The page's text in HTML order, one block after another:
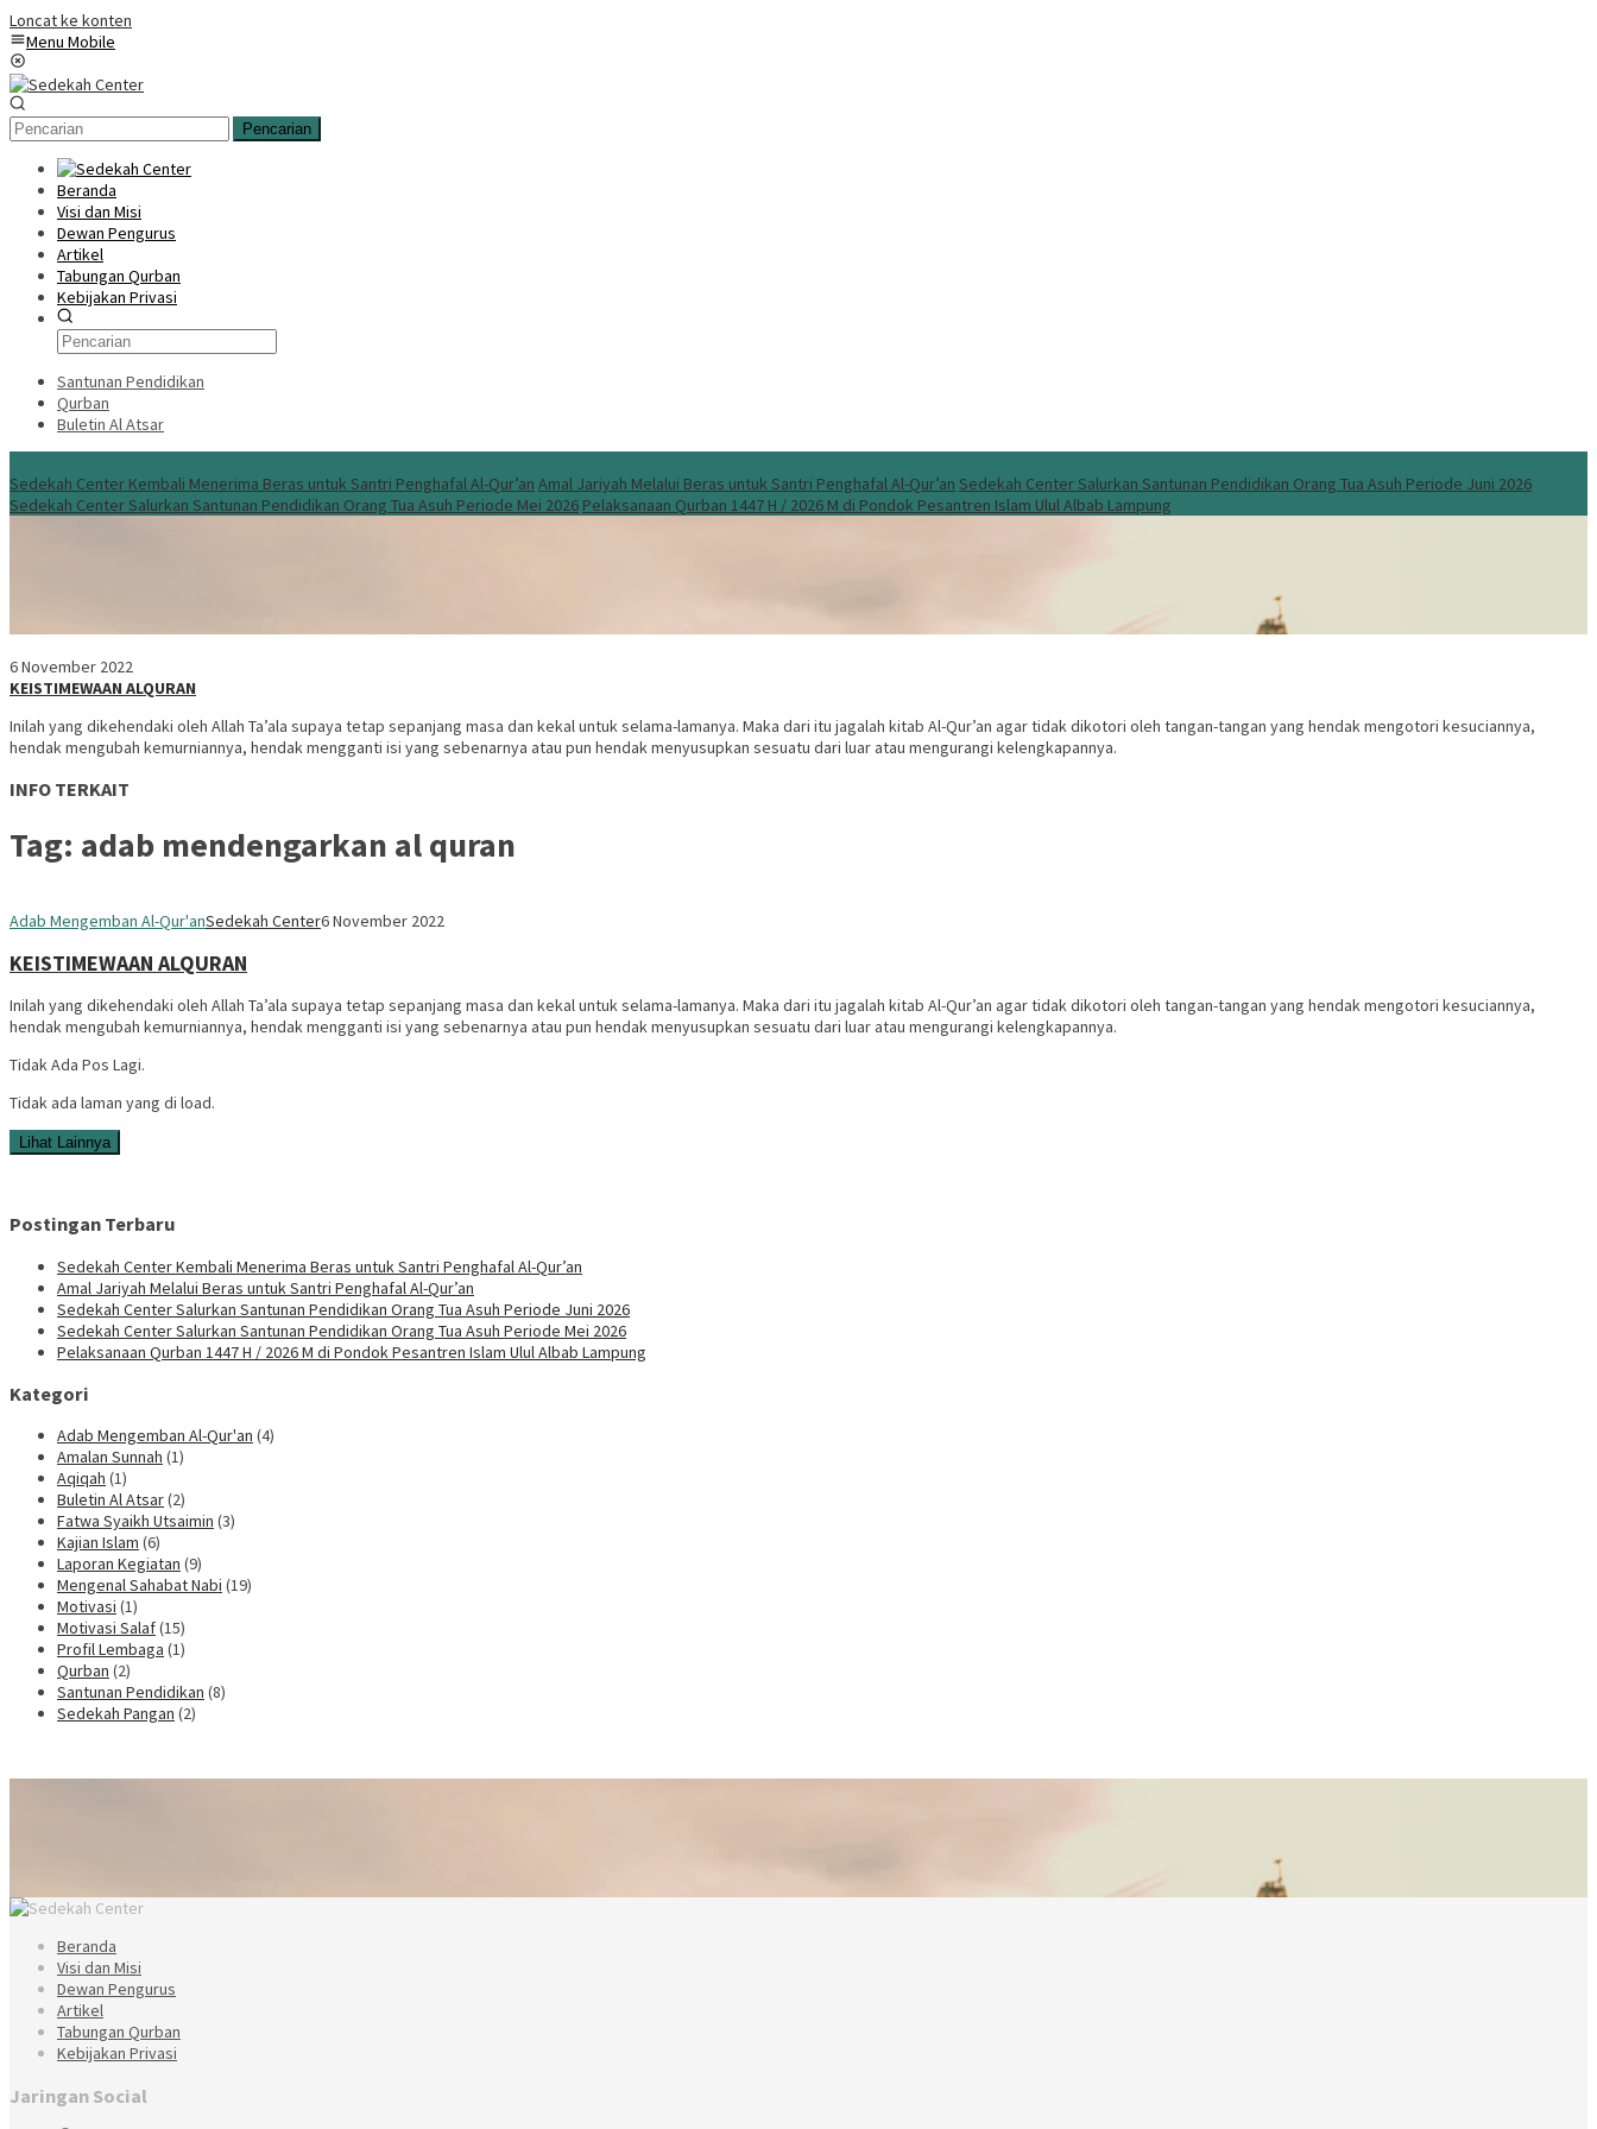
Loncat ke konten
Menu Mobile
Pencarian
Beranda
Visi dan Misi
Dewan Pengurus
Artikel
Tabungan Qurban
Kebijakan Privasi
Santunan Pendidikan
Qurban
Buletin Al Atsar
Sedekah Center Kembali Menerima Beras untuk Santri Penghafal Al-Qur’an Amal Jariyah Melalui Beras untuk Santri Penghafal Al-Qur’an Sedekah Center Salurkan Santunan Pendidikan Orang Tua Asuh Periode Juni 2026
Sedekah Center Salurkan Santunan Pendidikan Orang Tua Asuh Periode Mei 2026 Pelaksanaan Qurban 1447 H / 2026 M di Pondok Pesantren Islam Ulul Albab Lampung
6 November 2022
KEISTIMEWAAN ALQURAN
Inilah yang dikehendaki oleh Allah Ta’ala supaya tetap sepanjang masa dan kekal untuk selama-lamanya. Maka dari itu jagalah kitab Al-Qur’an agar tidak dikotori oleh tangan-tangan yang hendak mengotori kesuciannya,
hendak mengubah kemurniannya, hendak mengganti isi yang sebenarnya atau pun hendak menyusupkan sesuatu dari luar atau mengurangi kelengkapannya.
INFO TERKAIT
Tag: adab mendengarkan al quran
Adab Mengemban Al-Qur'anSedekah Center6 November 2022
KEISTIMEWAAN ALQURAN
Inilah yang dikehendaki oleh Allah Ta’ala supaya tetap sepanjang masa dan kekal untuk selama-lamanya. Maka dari itu jagalah kitab Al-Qur’an agar tidak dikotori oleh tangan-tangan yang hendak mengotori kesuciannya,
hendak mengubah kemurniannya, hendak mengganti isi yang sebenarnya atau pun hendak menyusupkan sesuatu dari luar atau mengurangi kelengkapannya.
Tidak Ada Pos Lagi.
Tidak ada laman yang di load.
Lihat Lainnya
Postingan Terbaru
Sedekah Center Kembali Menerima Beras untuk Santri Penghafal Al-Qur’an
Amal Jariyah Melalui Beras untuk Santri Penghafal Al-Qur’an
Sedekah Center Salurkan Santunan Pendidikan Orang Tua Asuh Periode Juni 2026
Sedekah Center Salurkan Santunan Pendidikan Orang Tua Asuh Periode Mei 2026
Pelaksanaan Qurban 1447 H / 2026 M di Pondok Pesantren Islam Ulul Albab Lampung
Kategori
Adab Mengemban Al-Qur'an (4)
Amalan Sunnah (1)
Aqiqah (1)
Buletin Al Atsar(2)
Fatwa Syaikh Utsaimin (3)
Kajian Islam (6)
Laporan Kegiatan (9)
Mengenal Sahabat Nabi (19)
Motivasi (1)
Motivasi Salaf(15)
Profil Lembaga (1)
Qurban (2)
Santunan Pendidikan (8)
Sedekah Pangan (2)
Beranda
Visi dan Misi
Dewan Pengurus
Artikel
Tabungan Qurban
Kebijakan Privasi
Jaringan Social